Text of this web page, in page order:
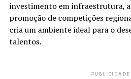
investimento em infraestrutura,
promoção de competições
cria um ambiente ideal para o
talentos.
PUBLICIDADE